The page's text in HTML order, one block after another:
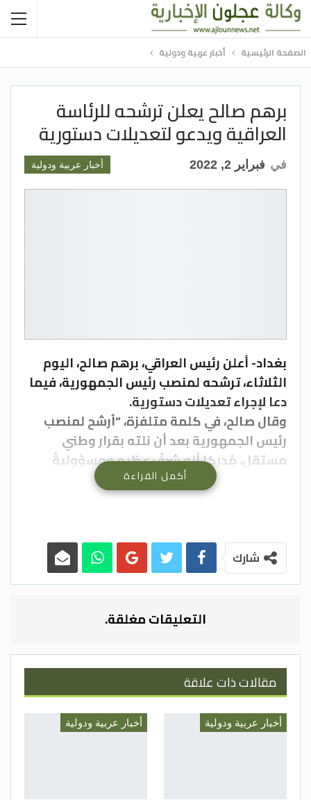
الصفحة الرئيسية أخبار عربية ودولية
برهم صالح يعلن ترشحه للرئاسة
العراقية ويدعو لتعديلات دستورية
أخبار عربية ودولية في فبراير 2, 2022
بغداد- أعلن رئيس العراقي، برهم صالح، اليوم
الثلاثاء، ترشحه لمنصب رئيس الجمهورية، فيما
دعا لإجراء تعديلات دستورية.
وقال صالح، في كلمة متلفزة، “اُرشح لمنصب
رئيس الجمهورية بعد أن نلته بقرار وطني
مستقل، مُدركا أنه شرفٌ عظيم ومسؤوليةٌ
كبيرة”. وأردف أن “رئيس الجمهورية يجب أن
يكونَ رمزاً لوحدة البلاد وسيادتها وحامياً
لا مرؤوساً”، مشدداً على ضرورة إجراء تعديلات
دستورية في المرحلة المقبل.
وقال صالح “استطعنا الانطلاق بالعراق من
المنطقة، وسنمضي في هذا الطريق ولن نحيد
ويتنافس مع صالح 24 شخصا على منصب
الرئاسة الذي يشغله حاليا، وأبرزهم وزير المالية
الأسبق هوشيار زيباري. –(بترا)
أكمل القراءة
شارك
التعليقات مغلقة.
مقالات ذات علاقة
أخبار عربية ودولية أخبار عربية ودولية